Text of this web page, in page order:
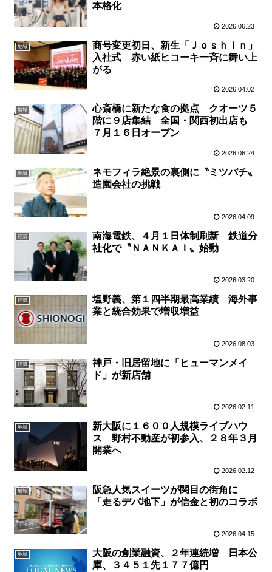
本格化
2026.06.23
地域
商号変更初日、新生「Ｊｏｓｈｉｎ」
入社式 赤い紙ヒコーキ一斉に舞い上
がる
2026.04.02
地域
心斎橋に新たな食の拠点 クオーツ５
階に９店集結 全国・関西初出店も
７月１６日オープン
2026.06.24
地域
ネモフィラ絶景の裏側に〝ミツバチ〟
造園会社の挑戦
2026.04.09
経済
南海電鉄、４月１日体制刷新 鉄道分
社化で〝ＮＡＮＫＡＩ〟始動
2026.03.20
経済
塩野義、第１四半期最高業績 海外事
業と統合効果で増収増益
2026.08.03
経済
神戸・旧居留地に「ヒューマンメイ
ド」が新店舗
2026.02.11
地域
新大阪に１６００人規模ライブハウ
ス 野村不動産が初参入、２８年３月
開業へ
2026.02.12
地域
阪急人気スイーツが関目の街角に
「走るデパ地下」が信金と初のコラボ
2026.04.15
地域
大阪の創業融資、２年連続増 日本公
庫、３４５１先１７７億円